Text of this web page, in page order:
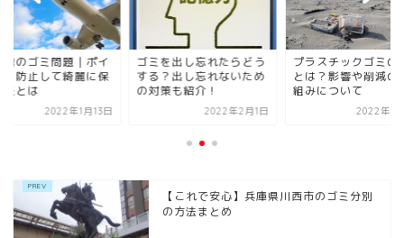
地のゴミ問題｜ポイ
を防止して綺麗に保
法とは
2022年1月13日
ゴミを出し忘れたらどう
する？出し忘れないため
の対策も紹介！
2022年2月1日
プラスチックゴミの
とは？影響や削減の
組みについて
2022年4
【これで安心】兵庫県川西市のゴミ分別
の方法まとめ